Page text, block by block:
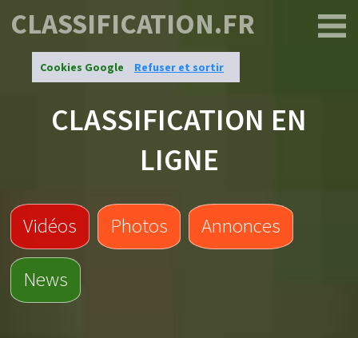
Cookies Google Refuser et sortir
CLASSIFICATION.FR
CLASSIFICATION EN
LIGNE
Vidéos Photos Annonces
News